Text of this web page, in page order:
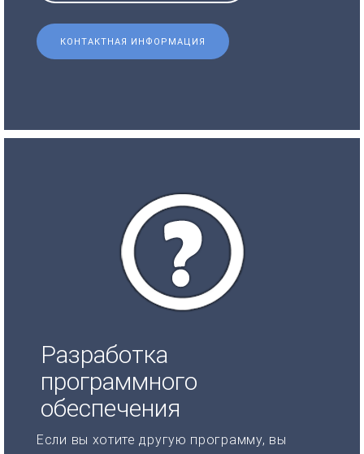
КОНТАКТНАЯ ИНФОРМАЦИЯ
Разработка
программного
обеспечения
Если вы хотите другую программу, вы